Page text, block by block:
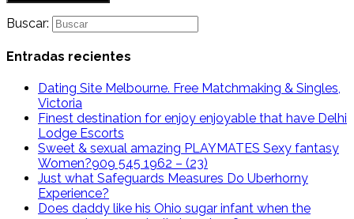
Buscar:
Entradas recientes
Dating Site Melbourne. Free Matchmaking & Singles,
Victoria
Finest destination for enjoy enjoyable that have Delhi
Lodge Escorts
Sweet & sexual amazing PLAYMATES Sexy fantasy
Women?909 545 1962 – (23)
Just what Safeguards Measures Do Uberhorny
Experience?
Does daddy like his Ohio sugar infant when the